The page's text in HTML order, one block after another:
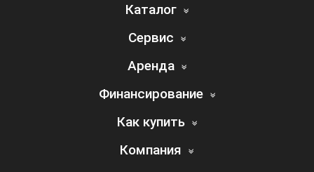
Каталог
Сервис
Аренда
Финансирование
Как купить
Компания